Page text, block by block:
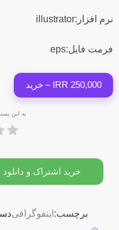
نرم افزار:illustrator
فرمت فایل:eps
250,000 IRR – خرید
به این
خرید اشتراک و دانلود
برچسب: اینفوگرافی